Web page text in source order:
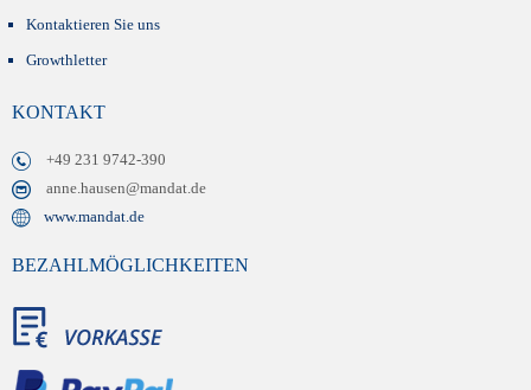
Kontaktieren Sie uns
Growthletter
KONTAKT
+49 231 9742-390
anne.hausen@mandat.de
www.mandat.de
BEZAHLMÖGLICHKEITEN